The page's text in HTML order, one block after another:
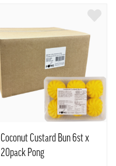
Coconut Custard Bun 6st x
20pack Pong